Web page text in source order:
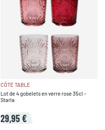
CÔTÉ TABLE
Lot de 4 gobelets en verre rose 35cl -
Starla
29,95 €